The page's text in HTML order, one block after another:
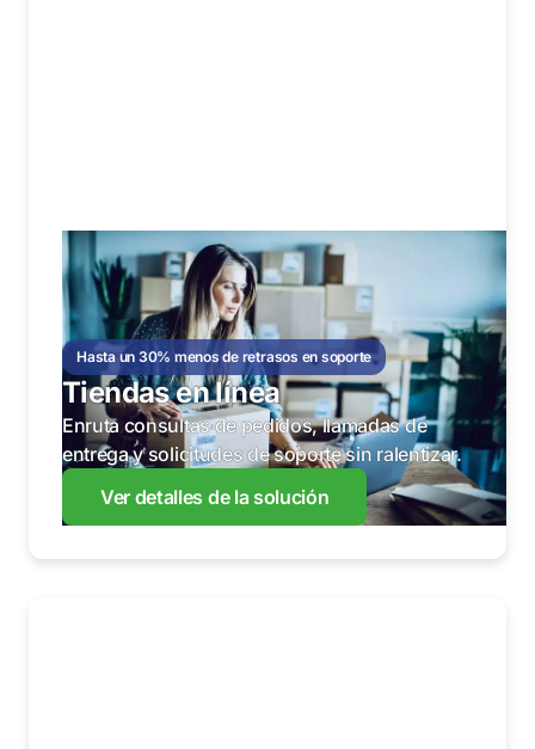
Hasta un 30% menos de retrasos en soporte
Tiendas en línea
Enruta consultas de pedidos, llamadas de
entrega y solicitudes de soporte sin ralentizar.
Ver detalles de la solución